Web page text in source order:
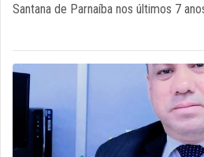
Santana de Parnaíba nos últimos 7